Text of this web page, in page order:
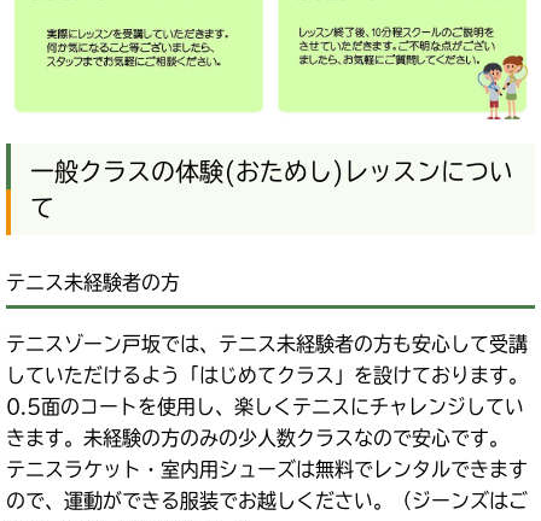
一般クラスの体験(おためし)レッスンについ
て
テニス未経験者の方
テニスゾーン戸坂では、テニス未経験者の方も安心して受講
していただけるよう「はじめてクラス」を設けております。
0.5面のコートを使用し、楽しくテニスにチャレンジしてい
きます。未経験の方のみの少人数クラスなので安心です。
テニスラケット・室内用シューズは無料でレンタルできます
ので、運動ができる服装でお越しください。（ジーンズはご